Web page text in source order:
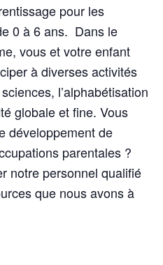
pour les
0 à 6 ans. Dans le
vous et votre enfant
à diverses activités
l’alphabétisation
globale et fine. Vous
développement de
parentales ?
notre personnel qualifié
que nous avons à